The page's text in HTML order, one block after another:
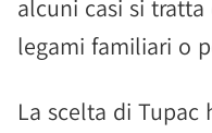
alcuni casi si
legami familiari o
La scelta di